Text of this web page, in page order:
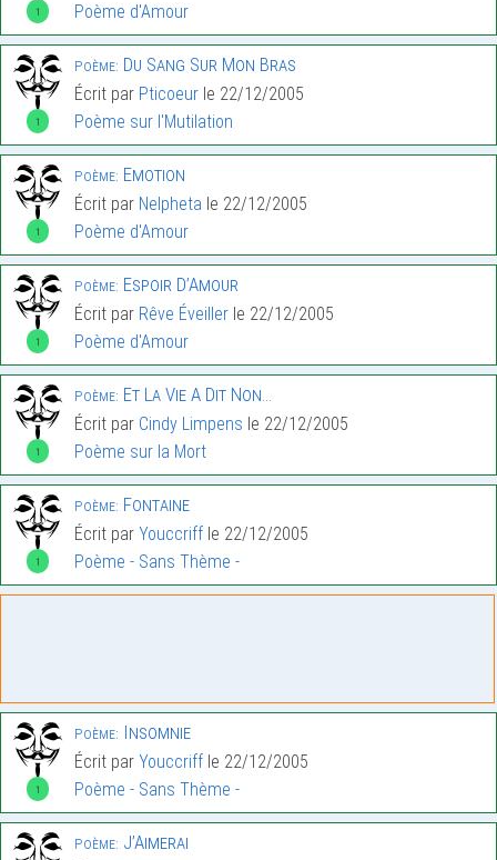
1
Poème d'Amour
1
Poème: Du Sang Sur Mon Bras
Écrit par Pticoeur le 22/12/2005
Poème sur l'Mutilation
1
Poème: Emotion
Écrit par Nelpheta le 22/12/2005
Poème d'Amour
1
Poème: Espoir D’Amour
Écrit par Rêve Éveiller le 22/12/2005
Poème d'Amour
1
Poème: Et La Vie A Dit Non…
Écrit par Cindy Limpens le 22/12/2005
Poème sur la Mort
1
Poème: Fontaine
Écrit par Youccriff le 22/12/2005
Poème - Sans Thème -
1
Poème: Insomnie
Écrit par Youccriff le 22/12/2005
Poème - Sans Thème -
Poème: J’Aimerai